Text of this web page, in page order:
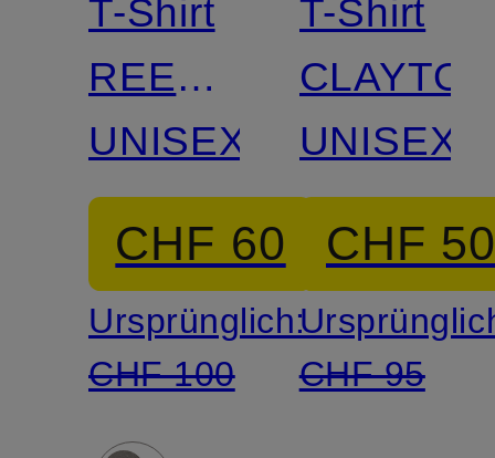
T-Shirt
REEN
V2
UNISEX
CHF 60
Ursprünglich:
CHF 100
T-Shirt
UNISEX
CHF
CHF 95